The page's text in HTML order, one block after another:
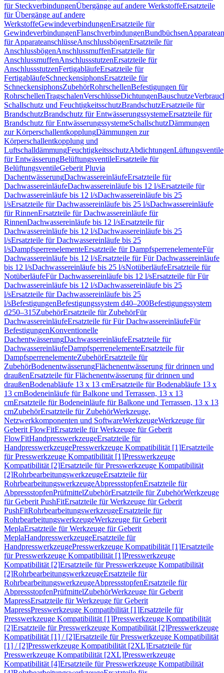
für SteckverbindungenÜbergänge auf andere WerkstoffeErsatzteile
für Übergänge auf andere
WerkstoffeGewindeverbindungenErsatzteile für
GewindeverbindungenFlanschverbindungenBundbüchsen
für ApparateanschlüsseAnschlussbögenErsatzteile für
AnschlussbögenAnschlussmuffenErsatzteile für
AnschlussmuffenAnschlussstutzenErsatzteile für
AnschlussstutzenFertigabläufeErsatzteile für
FertigabläufeSchneckensiphonsErsatzteile für
SchneckensiphonsZubehörRohrschellenBefestigungen für
RohrschellenTragschalenVerschlüsseDichtungenBauschutze
Schallschutz und FeuchtigkeitsschutzBrandschutzErsatzteile für
BrandschutzBrandschutz für EntwässerungssystemeErsatzteile für
Brandschutz für EntwässerungssystemeSchallschutzDämmungen
zur KörperschallentkopplungDämmungen zur
Körperschallentkopplung und
LuftschalldämmungFeuchtigkeitsschutzAbdichtungenLüftungsventile
für EntwässerungBelüftungsventileErsatzteile für
BelüftungsventileGeberit Pluvia
DachentwässerungDachwassereinläufeErsatzteile für
DachwassereinläufeDachwassereinläufe bis 12 l/sErsatzteile für
Dachwassereinläufe bis 12 l/sDachwassereinläufe bis 25
l/sErsatzteile für Dachwassereinläufe bis 25 l/sDachwassereinläufe
für RinnenErsatzteile für Dachwassereinläufe für
RinnenDachwassereinläufe bis 12 l/sErsatzteile für
Dachwassereinläufe bis 12 l/sDachwassereinläufe bis 25
l/sErsatzteile für Dachwassereinläufe bis 25
l/sDampfsperrenelementeErsatzteile für DampfsperrenelementeFür
Dachwassereinläufe bis 12 l/sErsatzteile für Für Dachwassereinläufe
bis 12 l/sDachwassereinläufe bis 25 l/sNotüberläufeErsatzteile für
NotüberläufeFür Dachwassereinläufe bis 12 l/sErsatzteile für Für
Dachwassereinläufe bis 12 l/sDachwassereinläufe bis 25
l/sErsatzteile für Dachwassereinläufe bis 25
l/sBefestigungenBefestigungssystem d40–200Befestigungssystem
d250–315ZubehörErsatzteile für ZubehörFür
DachwassereinläufeErsatzteile für Für DachwassereinläufeFür
BefestigungenKonventionelle
DachentwässerungDachwassereinläufeErsatzteile für
DachwassereinläufeDampfsperrenelementeErsatzteile für
DampfsperrenelementeZubehörErsatzteile für
ZubehörBodenentwässerungFlächenentwässerung für drinnen und
draußenErsatzteile für Flächenentwässerung für drinnen und
draußenBodenabläufe 13 x 13 cmErsatzteile für Bodenabläufe 13 x
13 cmBodeneinläufe für Balkone und Terrassen, 13 x 13
cmErsatzteile für Bodeneinläufe für Balkone und Terrassen, 13 x 13
cmZubehörErsatzteile für ZubehörWerkzeuge,
Netzwerkkomponenten und SoftwareWerkzeugeWerkzeuge für
Geberit FlowFitErsatzteile für Werkzeuge für Geberit
FlowFitHandpresswerkzeugeErsatzteile für
HandpresswerkzeugePresswerkzeuge Kompatibilität [1]Ersatzteile
für Presswerkzeuge Kompatibilität [1]Presswerkzeuge
Kompatibilität [2]Ersatzteile für Presswerkzeuge Kompatibilität
[2]RohrbearbeitungswerkzeugeErsatzteile für
RohrbearbeitungswerkzeugeAbpressstopfenErsatzteile für
AbpressstopfenPrüfmittelZubehörErsatzteile für ZubehörWerkzeuge
für Geberit PushFitErsatzteile für Werkzeuge für Geberit
PushFitRohrbearbeitungswerkzeugeErsatzteile für
RohrbearbeitungswerkzeugeWerkzeuge für Geberit
MeplaErsatzteile für Werkzeuge für Geberit
MeplaHandpresswerkzeugeErsatzteile für
HandpresswerkzeugePresswerkzeuge Kompatibilität [1]Ersatzteile
für Presswerkzeuge Kompatibilität [1]Presswerkzeuge
Kompatibilität [2]Ersatzteile für Presswerkzeuge Kompatibilität
[2]RohrbearbeitungswerkzeugeErsatzteile für
RohrbearbeitungswerkzeugeAbpressstopfenErsatzteile für
AbpressstopfenPrüfmittelZubehörWerkzeuge für Geberit
MapressErsatzteile für Werkzeuge für Geberit
MapressPresswerkzeuge Kompatibilität [1]Ersatzteile für
Presswerkzeuge Kompatibilität [1]Presswerkzeuge Kompatibilität
[2]Ersatzteile für Presswerkzeuge Kompatibilität [2]Presswerkzeuge
Kompatibilität [1] / [2]Ersatzteile für Presswerkzeuge Kompatibilität
[1] / [2]Presswerkzeuge Kompatibilität [2XL]Ersatzteile für
Presswerkzeuge Kompatibilität [2XL]Presswerkzeuge
Kompatibilität [4]Ersatzteile für Presswerkzeuge Kompatibilität